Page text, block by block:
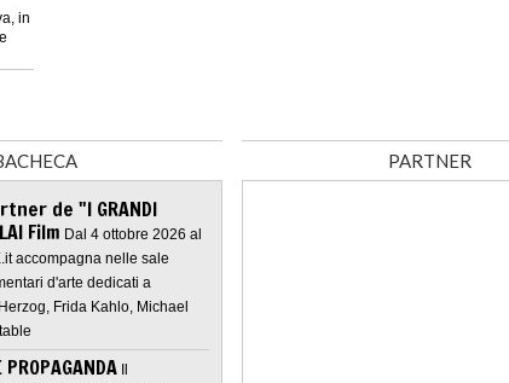
in
de "I GRANDI
Film Dal 4 ottobre 2026 al
accompagna nelle sale
d'arte dedicati a
Frida Kahlo, Michael
PARTNER